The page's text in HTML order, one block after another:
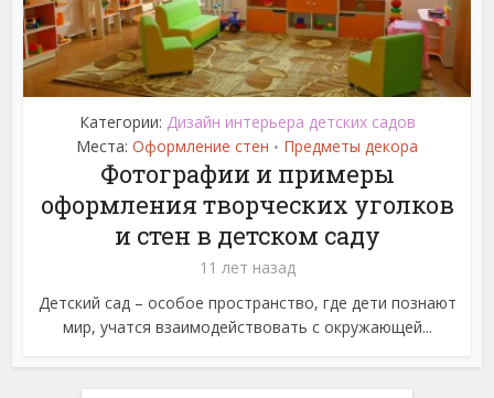
Категории: Дизайн интерьера детских садов
Места: Оформление стен • Предметы декора
Фотографии и примеры
оформления творческих уголков
и стен в детском саду
11 лет назад
Детский сад – особое пространство, где дети познают
мир, учатся взаимодействовать с окружающей...